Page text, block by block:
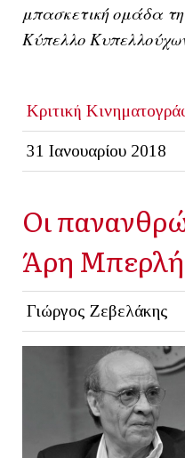
μπασκετική ομάδα
Κύπελλο
Κριτική
31 Ιανουαρίου 2018
Οι
Άρη Μπερλή
Γιώργος Ζεβελάκης